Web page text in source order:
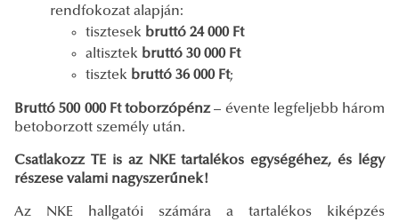
rendfokozat alapján:
tisztesek bruttó 24 000 Ft
altisztek bruttó 30 000 Ft
tisztek bruttó 36 000 Ft;
Bruttó 500 000 Ft toborzópénz– évente legfeljebb három
betoborzott személy után.
Csatlakozz TE is az NKE tartalékos egységéhez, és légy
részese valami nagyszerűnek!
Az NKE hallgatói számára a tartalékos kiképzés